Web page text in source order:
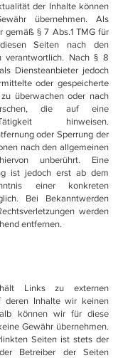
der Inhalte können
übernehmen. Als
gemäß § 7 Abs.1 TMG für
Seiten nach den
verantwortlich. Nach § 8
Diensteanbieter jedoch
oder gespeicherte
überwachen oder nach
die auf eine
hinweisen.
oder Sperrung der
nach den allgemeinen
unberührt. Eine
ist jedoch erst ab dem
einer konkreten
Bei Bekanntwerden
werden
entfernen.
Links zu externen
deren Inhalte wir keinen
können wir für diese
Gewähr übernehmen.
Seiten ist stets der
Betreiber der Seiten